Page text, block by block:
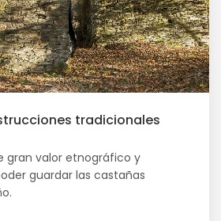
tradicionales
gran valor etnográfico y
guardar las castañas